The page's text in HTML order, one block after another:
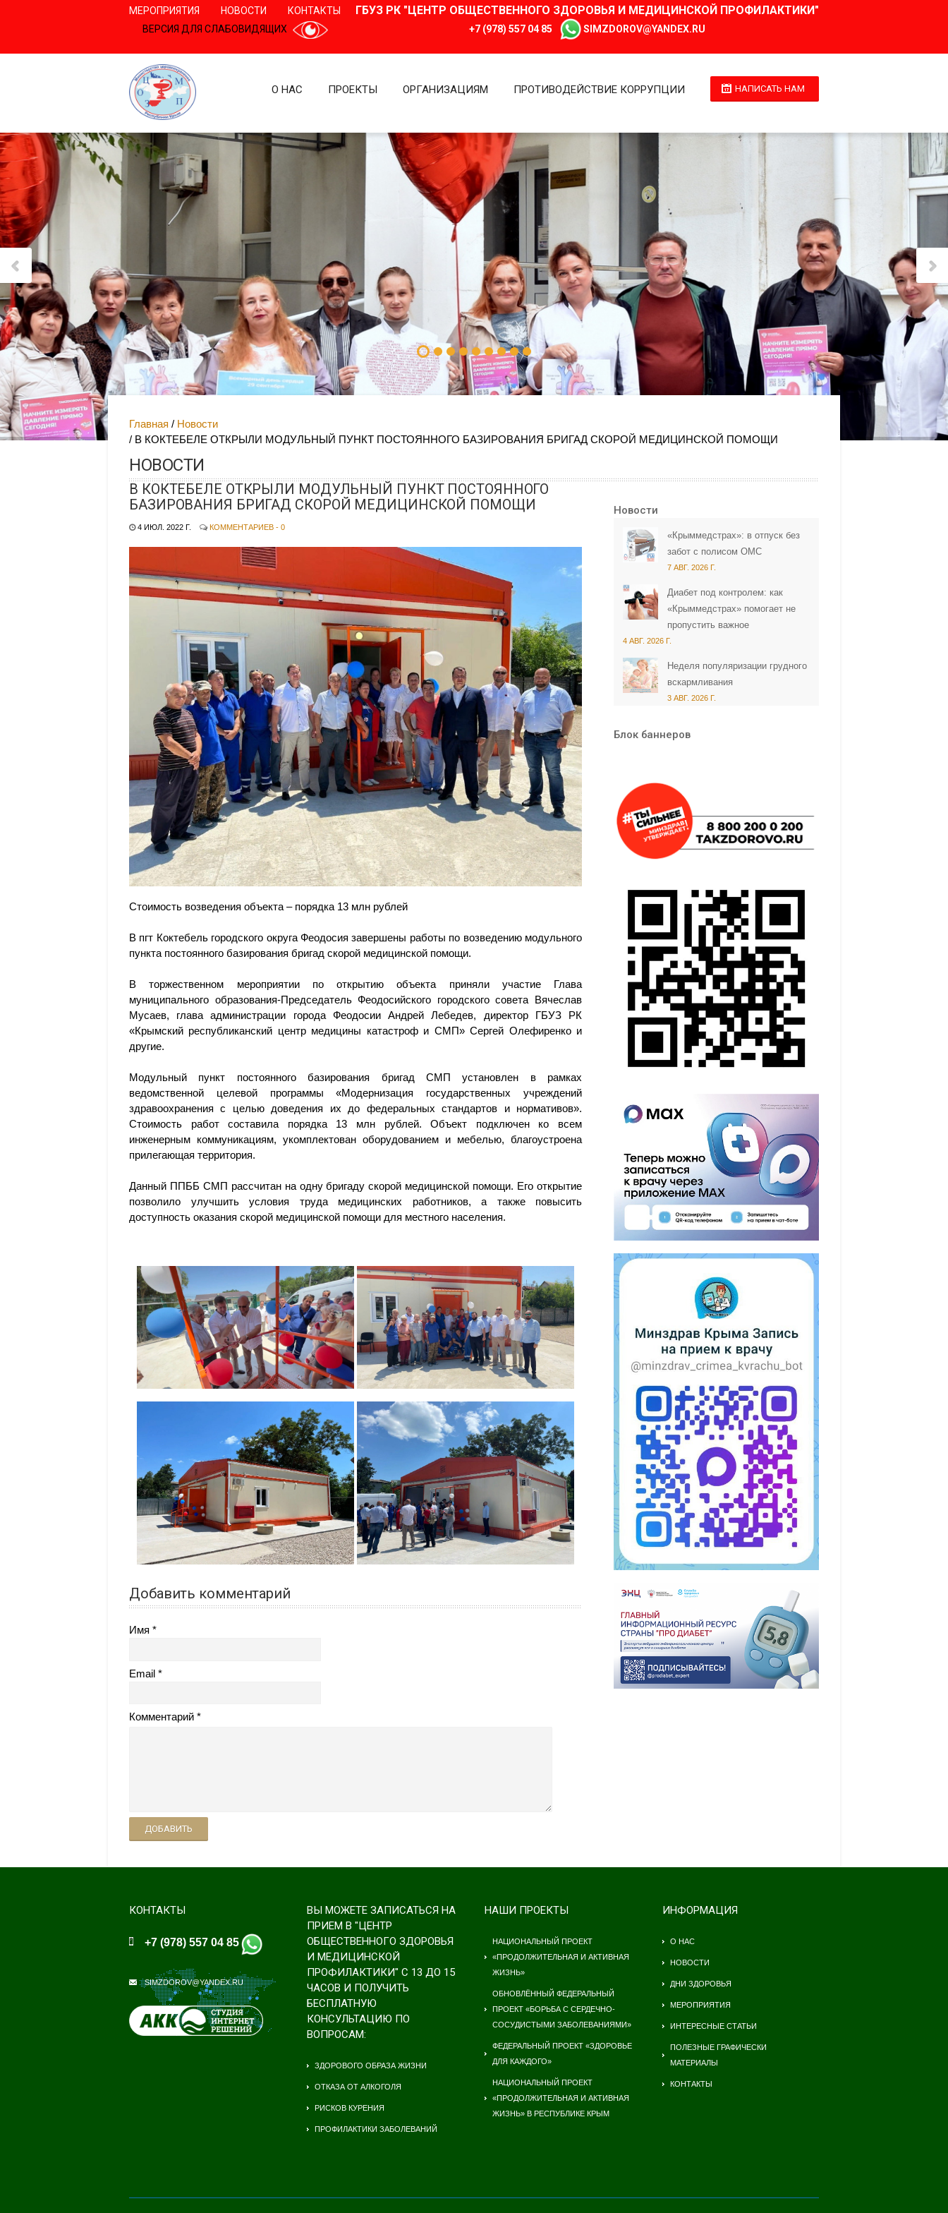
МЕРОПРИЯТИЯ НОВОСТИ
КОНТАКТЫ
ВЕРСИЯ ДЛЯ СЛАБОВИДЯЩИХ
ГБУЗ РК "ЦЕНТР ОБЩЕСТВЕННОГО ЗДОРОВЬЯ И МЕДИЦИНСКОЙ ПРОФИЛАКТИКИ"
+7 (978) 557 04 85 SIMZDOROV@YANDEX.RU
НАПИСАТЬ НАМ
О НАС ПРОЕКТЫ ОРГАНИЗАЦИЯМ ПРОТИВОДЕЙСТВИЕ КОРРУПЦИИ
Главная
Новости
В КОКТЕБЕЛЕ ОТКРЫЛИ МОДУЛЬНЫЙ ПУНКТ ПОСТОЯННОГО БАЗИРОВАНИЯ БРИГАД СКОРОЙ МЕДИЦИНСКОЙ ПОМОЩИ
НОВОСТИ
В КОКТЕБЕЛЕ ОТКРЫЛИ МОДУЛЬНЫЙ ПУНКТ ПОСТОЯННОГО
БАЗИРОВАНИЯ БРИГАД СКОРОЙ МЕДИЦИНСКОЙ ПОМОЩИ
4 ИЮЛ. 2022 Г. КОММЕНТАРИЕВ - 0
Стоимость возведения объекта – порядка 13 млн рублей
В пгт Коктебель городского округа Феодосия завершены работы по возведению модульного
пункта постоянного базирования бригад скорой медицинской помощи.
В торжественном мероприятии по открытию объекта приняли участие Глава
муниципального образования-Председатель Феодосийского городского совета Вячеслав
Мусаев, глава администрации города Феодосии Андрей Лебедев, директор ГБУЗ РК
«Крымский республиканский центр медицины катастроф и СМП» Сергей Олефиренко и
другие.
Модульный пункт постоянного базирования бригад СМП установлен в рамках
ведомственной целевой программы «Модернизация государственных учреждений
здравоохранения с целью доведения их до федеральных стандартов и нормативов».
Стоимость работ составила порядка 13 млн рублей. Объект подключен ко всем
инженерным коммуникациям, укомплектован оборудованием и мебелью, благоустроена
прилегающая территория.
Данный ППББ СМП рассчитан на одну бригаду скорой медицинской помощи. Его открытие
позволило улучшить условия труда медицинских работников, а также повысить
доступность оказания скорой медицинской помощи для местного населения.
Добавить комментарий
Имя
Email
Комментарий
ДОБАВИТЬ
Новости
«Крыммедстрах»: в отпуск без
забот с полисом ОМС
7 АВГ. 2026 Г.
Диабет под контролем: как
«Крыммедстрах» помогает не
пропустить важное
4 АВГ. 2026 Г.
Неделя популяризации грудного
вскармливания
3 АВГ. 2026 Г.
Блок баннеров
КОНТАКТЫ
+7 (978) 557 04 85
SIMZDOROV@YANDEX.RU
ВЫ МОЖЕТЕ ЗАПИСАТЬСЯ НА
ПРИЕМ В "ЦЕНТР
ОБЩЕСТВЕННОГО ЗДОРОВЬЯ
И МЕДИЦИНСКОЙ
ПРОФИЛАКТИКИ" С 13 ДО 15
ЧАСОВ И ПОЛУЧИТЬ
БЕСПЛАТНУЮ
КОНСУЛЬТАЦИЮ ПО
ВОПРОСАМ:
ЗДОРОВОГО ОБРАЗА ЖИЗНИ
ОТКАЗА ОТ АЛКОГОЛЯ
РИСКОВ КУРЕНИЯ
ПРОФИЛАКТИКИ ЗАБОЛЕВАНИЙ
НАШИ ПРОЕКТЫ
НАЦИОНАЛЬНЫЙ ПРОЕКТ
«ПРОДОЛЖИТЕЛЬНАЯ И АКТИВНАЯ
ЖИЗНЬ»
ОБНОВЛЁННЫЙ ФЕДЕРАЛЬНЫЙ
ПРОЕКТ «БОРЬБА С СЕРДЕЧНО-
СОСУДИСТЫМИ ЗАБОЛЕВАНИЯМИ»
ФЕДЕРАЛЬНЫЙ ПРОЕКТ «ЗДОРОВЬЕ
ДЛЯ КАЖДОГО»
НАЦИОНАЛЬНЫЙ ПРОЕКТ
«ПРОДОЛЖИТЕЛЬНАЯ И АКТИВНАЯ
ЖИЗНЬ» В РЕСПУБЛИКЕ КРЫМ
ИНФОРМАЦИЯ
О НАС
НОВОСТИ
ДНИ ЗДОРОВЬЯ
МЕРОПРИЯТИЯ
ИНТЕРЕСНЫЕ СТАТЬИ
ПОЛЕЗНЫЕ ГРАФИЧЕСКИ
МАТЕРИАЛЫ
КОНТАКТЫ